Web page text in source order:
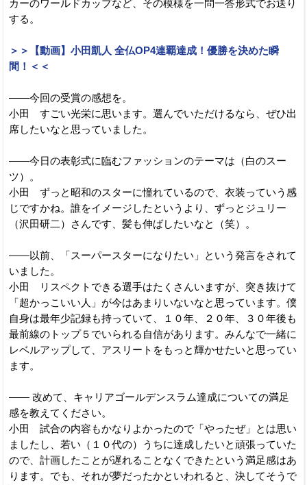
カーのワールドカップなど、その模様を一問一答形式でお送り
する。
＞＞【動画】小田凱人 全仏OP4連覇達成！優勝を決めた瞬
間！＜＜
――今回の受賞の感想を。
小田 すごい光栄に思います。選んでいただけるなら、ぜひ出
席したいなと思っていました。
――今日の表彰式に臨むファッションのテーマは（白のスー
ツ）。
小田 ずっと昭和のスターに憧れているので、衣装っていう感
じですかね。誰をイメージしたというより、ずっとジュリー
（沢田研二）さんです、髪も伸ばしたいなと（笑）。
――以前、「スーパースターになりたい」という発言をされて
いました。
小田 リスペクトできる選手はたくさんいますが、突き抜けて
「超かっこいい人」が今はあまりいないなと思っています。僕
自身は最年少記録も持っていて、１０年、２０年、３０年後も
最前線のトップ５でいられる自信があります。みんなで一緒に
レベルアップして、アスリートをもっと輝かせたいと思ってい
ます。
―― 改めて、キャリアゴールデンスラム達成についての満足
感を教えてください。
小田 試合の内容もかなりよかったので「やったぜ」とは思い
ましたし、若い（１０代の）うちに達成したいと頑張っていた
ので、計画したことが遅れることなくできたという満足感はあ
ります。でも、それが夢だったかといわれると、決してそうで